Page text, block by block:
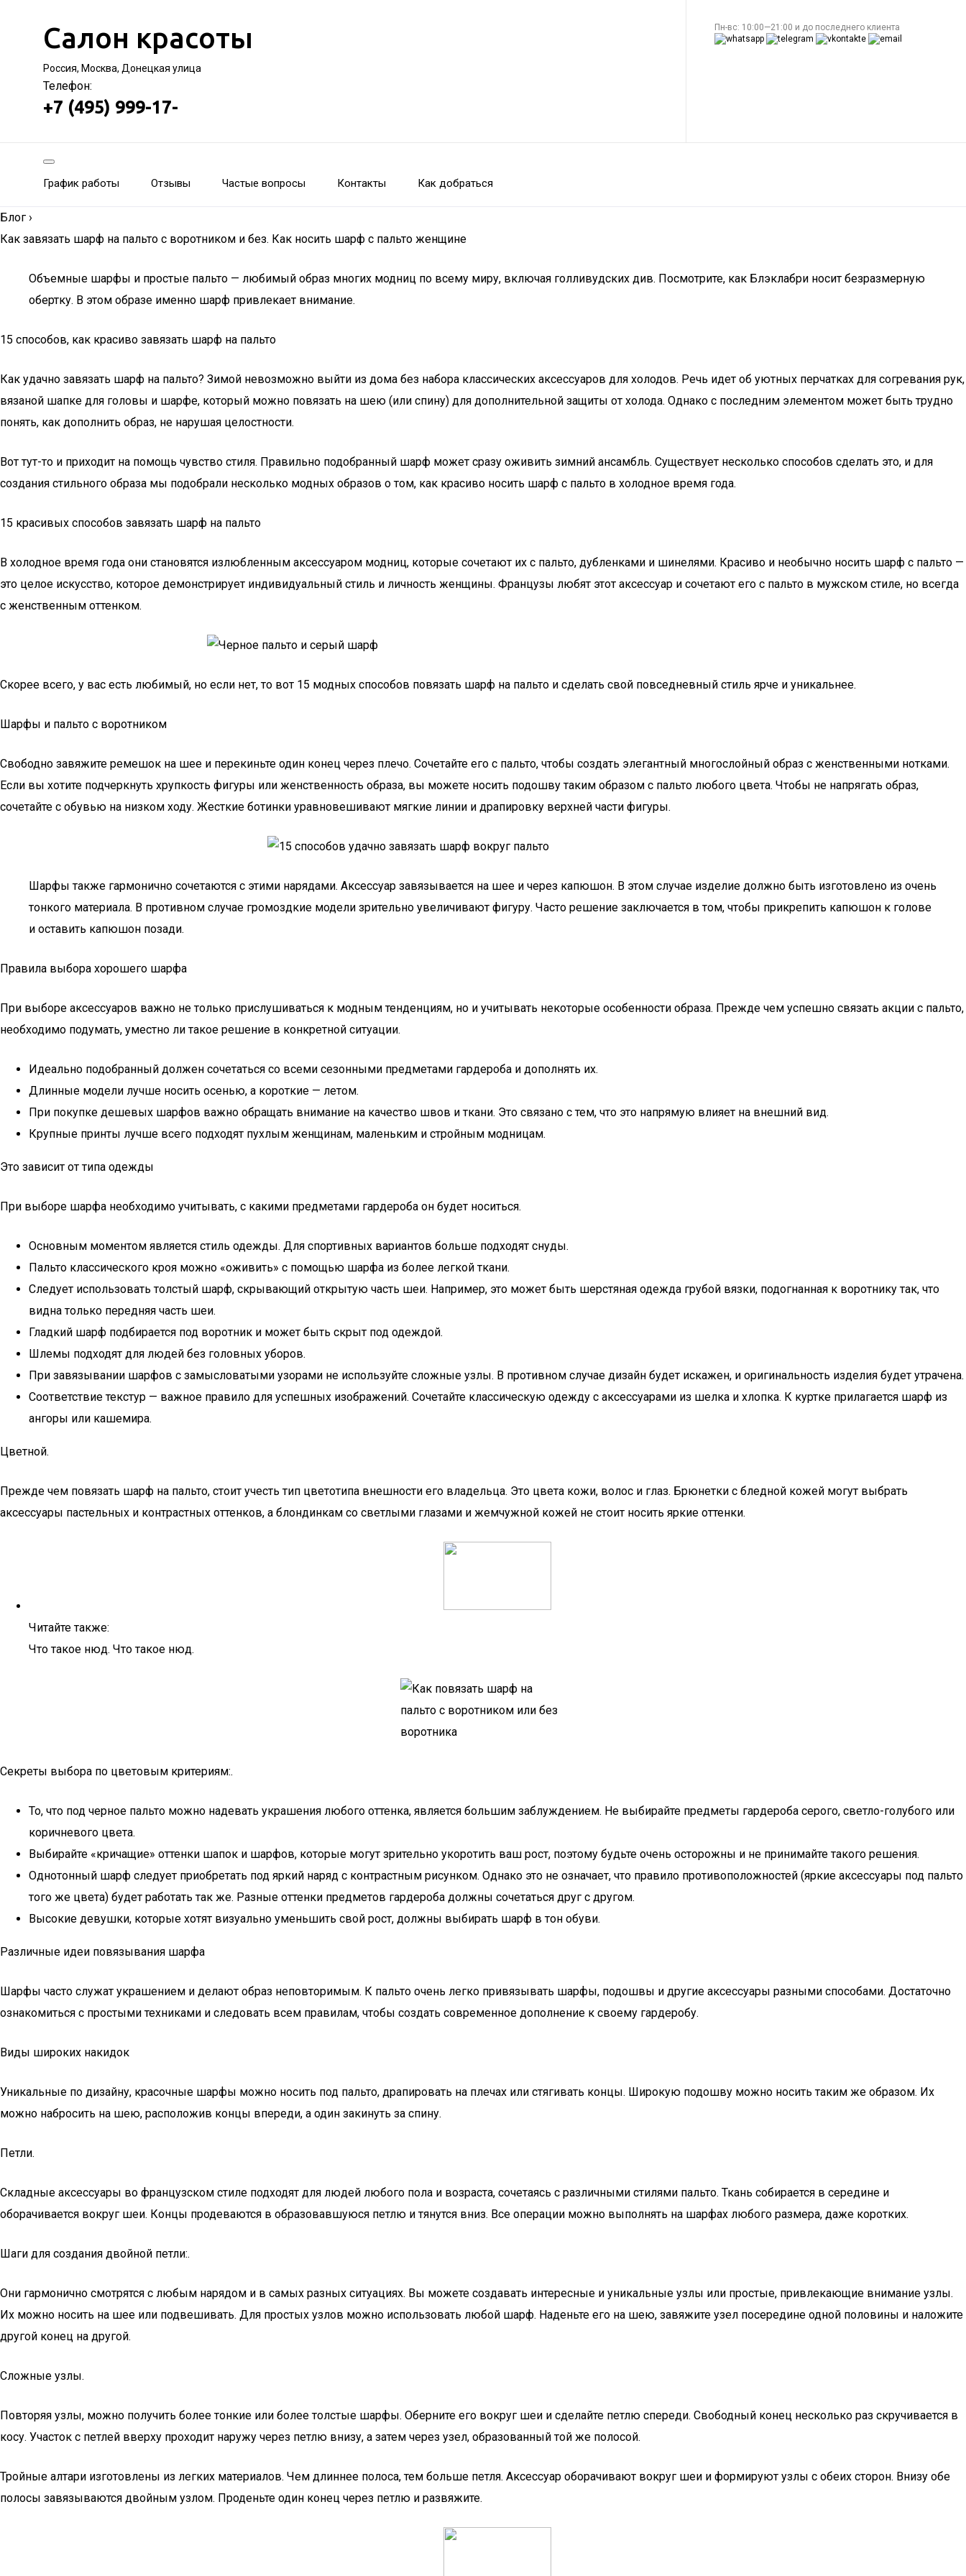
Салон красоты
Россия, Москва, Донецкая улица
Телефон:
+7 (495) 999-17-
Пн-вс: 10:00—21:00 и до последнего клиента
График работы Отзывы Частые вопросы Контакты Как добраться
Блог ›
Как завязать шарф на пальто с воротником и без. Как носить шарф с пальто женщине
Объемные шарфы и простые пальто — любимый образ многих модниц по всему миру, включая голливудских див. Посмотрите, как Блэклабри носит безразмерную
обертку. В этом образе именно шарф привлекает внимание.
15 способов, как красиво завязать шарф на пальто
Как удачно завязать шарф на пальто? Зимой невозможно выйти из дома без набора классических аксессуаров для холодов. Речь идет об уютных перчатках для согревания рук,
вязаной шапке для головы и шарфе, который можно повязать на шею (или спину) для дополнительной защиты от холода. Однако с последним элементом может быть трудно
понять, как дополнить образ, не нарушая целостности.
Вот тут-то и приходит на помощь чувство стиля. Правильно подобранный шарф может сразу оживить зимний ансамбль. Существует несколько способов сделать это, и для
создания стильного образа мы подобрали несколько модных образов о том, как красиво носить шарф с пальто в холодное время года.
15 красивых способов завязать шарф на пальто
В холодное время года они становятся излюбленным аксессуаром модниц, которые сочетают их с пальто, дубленками и шинелями. Красиво и необычно носить шарф с пальто —
это целое искусство, которое демонстрирует индивидуальный стиль и личность женщины. Французы любят этот аксессуар и сочетают его с пальто в мужском стиле, но всегда
с женственным оттенком.
Скорее всего, у вас есть любимый, но если нет, то вот 15 модных способов повязать шарф на пальто и сделать свой повседневный стиль ярче и уникальнее.
Шарфы и пальто с воротником
Свободно завяжите ремешок на шее и перекиньте один конец через плечо. Сочетайте его с пальто, чтобы создать элегантный многослойный образ с женственными нотками.
Если вы хотите подчеркнуть хрупкость фигуры или женственность образа, вы можете носить подошву таким образом с пальто любого цвета. Чтобы не напрягать образ,
сочетайте с обувью на низком ходу. Жесткие ботинки уравновешивают мягкие линии и драпировку верхней части фигуры.
Шарфы также гармонично сочетаются с этими нарядами. Аксессуар завязывается на шее и через капюшон. В этом случае изделие должно быть изготовлено из очень
тонкого материала. В противном случае громоздкие модели зрительно увеличивают фигуру. Часто решение заключается в том, чтобы прикрепить капюшон к голове
и оставить капюшон позади.
Правила выбора хорошего шарфа
При выборе аксессуаров важно не только прислушиваться к модным тенденциям, но и учитывать некоторые особенности образа. Прежде чем успешно связать акции с пальто,
необходимо подумать, уместно ли такое решение в конкретной ситуации.
Идеально подобранный должен сочетаться со всеми сезонными предметами гардероба и дополнять их.
Длинные модели лучше носить осенью, а короткие — летом.
При покупке дешевых шарфов важно обращать внимание на качество швов и ткани. Это связано с тем, что это напрямую влияет на внешний вид.
Крупные принты лучше всего подходят пухлым женщинам, маленьким и стройным модницам.
Это зависит от типа одежды
При выборе шарфа необходимо учитывать, с какими предметами гардероба он будет носиться.
Основным моментом является стиль одежды. Для спортивных вариантов больше подходят снуды.
Пальто классического кроя можно «оживить» с помощью шарфа из более легкой ткани.
Следует использовать толстый шарф, скрывающий открытую часть шеи. Например, это может быть шерстяная одежда грубой вязки, подогнанная к воротнику так, что
видна только передняя часть шеи.
Гладкий шарф подбирается под воротник и может быть скрыт под одеждой.
Шлемы подходят для людей без головных уборов.
При завязывании шарфов с замысловатыми узорами не используйте сложные узлы. В противном случае дизайн будет искажен, и оригинальность изделия будет утрачена.
Соответствие текстур — важное правило для успешных изображений. Сочетайте классическую одежду с аксессуарами из шелка и хлопка. К куртке прилагается шарф из
ангоры или кашемира.
Цветной.
Прежде чем повязать шарф на пальто, стоит учесть тип цветотипа внешности его владельца. Это цвета кожи, волос и глаз. Брюнетки с бледной кожей могут выбрать
аксессуары пастельных и контрастных оттенков, а блондинкам со светлыми глазами и жемчужной кожей не стоит носить яркие оттенки.
Читайте также:
Что такое нюд. Что такое нюд.
Секреты выбора по цветовым критериям:.
То, что под черное пальто можно надевать украшения любого оттенка, является большим заблуждением. Не выбирайте предметы гардероба серого, светло-голубого или
коричневого цвета.
Выбирайте «кричащие» оттенки шапок и шарфов, которые могут зрительно укоротить ваш рост, поэтому будьте очень осторожны и не принимайте такого решения.
Однотонный шарф следует приобретать под яркий наряд с контрастным рисунком. Однако это не означает, что правило противоположностей (яркие аксессуары под пальто
того же цвета) будет работать так же. Разные оттенки предметов гардероба должны сочетаться друг с другом.
Высокие девушки, которые хотят визуально уменьшить свой рост, должны выбирать шарф в тон обуви.
Различные идеи повязывания шарфа
Шарфы часто служат украшением и делают образ неповторимым. К пальто очень легко привязывать шарфы, подошвы и другие аксессуары разными способами. Достаточно
ознакомиться с простыми техниками и следовать всем правилам, чтобы создать современное дополнение к своему гардеробу.
Виды широких накидок
Уникальные по дизайну, красочные шарфы можно носить под пальто, драпировать на плечах или стягивать концы. Широкую подошву можно носить таким же образом. Их
можно набросить на шею, расположив концы впереди, а один закинуть за спину.
Петли.
Складные аксессуары во французском стиле подходят для людей любого пола и возраста, сочетаясь с различными стилями пальто. Ткань собирается в середине и
оборачивается вокруг шеи. Концы продеваются в образовавшуюся петлю и тянутся вниз. Все операции можно выполнять на шарфах любого размера, даже коротких.
Шаги для создания двойной петли:.
Они гармонично смотрятся с любым нарядом и в самых разных ситуациях. Вы можете создавать интересные и уникальные узлы или простые, привлекающие внимание узлы.
Их можно носить на шее или подвешивать. Для простых узлов можно использовать любой шарф. Наденьте его на шею, завяжите узел посередине одной половины и наложите
другой конец на другой.
Сложные узлы.
Повторяя узлы, можно получить более тонкие или более толстые шарфы. Оберните его вокруг шеи и сделайте петлю спереди. Свободный конец несколько раз скручивается в
косу. Участок с петлей вверху проходит наружу через петлю внизу, а затем через узел, образованный той же полосой.
Тройные алтари изготовлены из легких материалов. Чем длиннее полоса, тем больше петля. Аксессуар оборачивают вокруг шеи и формируют узлы с обеих сторон. Внизу обе
полосы завязываются двойным узлом. Проденьте один конец через петлю и развяжите.